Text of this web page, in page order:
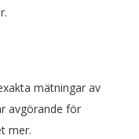
mätningar av
avgörande för
mer.